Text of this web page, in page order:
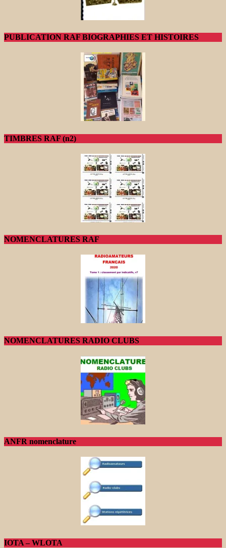
PUBLICATION RAF BIOGRAPHIES ET HISTOIRES
TIMBRES RAF (n2)
NOMENCLATURES RAF
NOMENCLATURES RADIO CLUBS
ANFR nomenclature
IOTA – WLOTA